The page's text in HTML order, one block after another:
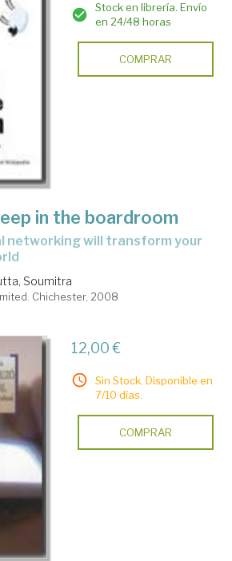
Stock en librería. Envío
en 24/48 horas
COMPRAR
in the boardroom
Soumitra
Chichester, 2008
12,00 €
Sin Stock. Disponible en
7/10 días.
COMPRAR